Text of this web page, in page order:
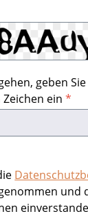
geben
Zeichen ein*
und